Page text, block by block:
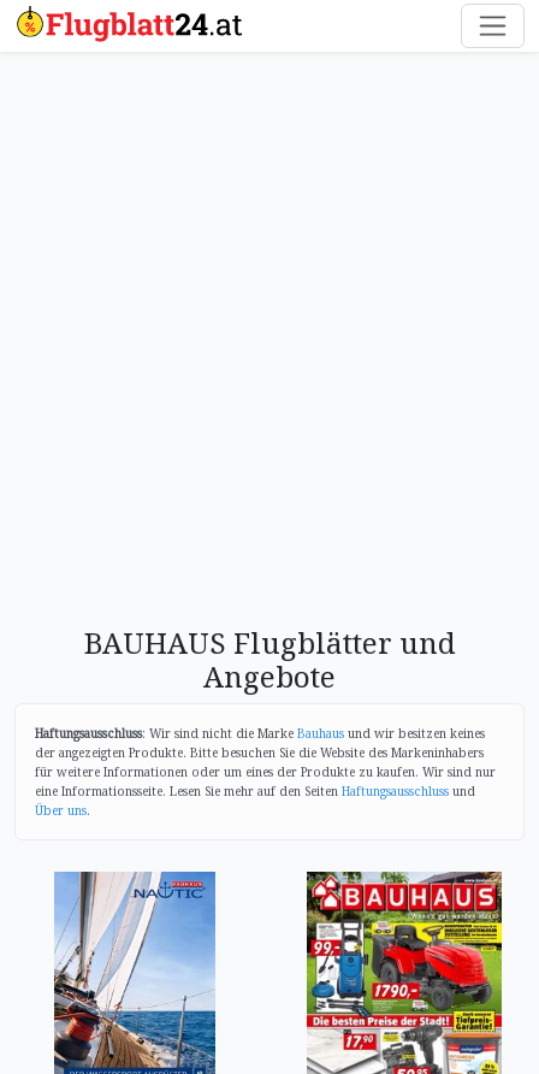
BAUHAUS Flugblätter und
Angebote
Haftungsausschluss: Wir sind nicht die Marke Bauhaus und wir besitzen keines
der angezeigten Produkte. Bitte besuchen Sie die Website des Markeninhabers
für weitere Informationen oder um eines der Produkte zu kaufen. Wir sind nur
eine Informationsseite. Lesen Sie mehr auf den Seiten Haftungsausschluss und
Über uns.